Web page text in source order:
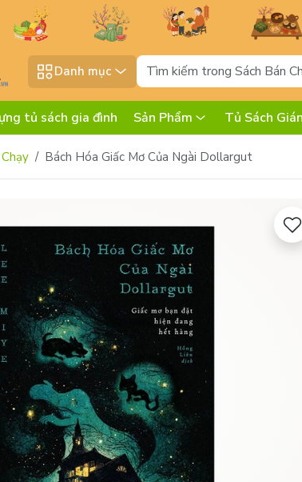
Danh mục
tủ sách gia đình Sản Phẩm Tủ Sách
Bách Hóa Giấc Mơ Của Ngài Dollargut